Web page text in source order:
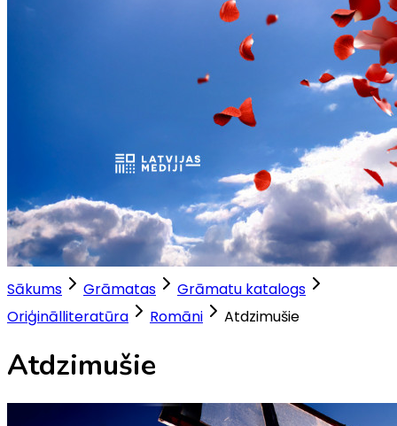
Sākums Grāmatas
Grāmatu katalogs
Oriģinālliteratūra
Romāni Atdzimušie
Atdzimušie